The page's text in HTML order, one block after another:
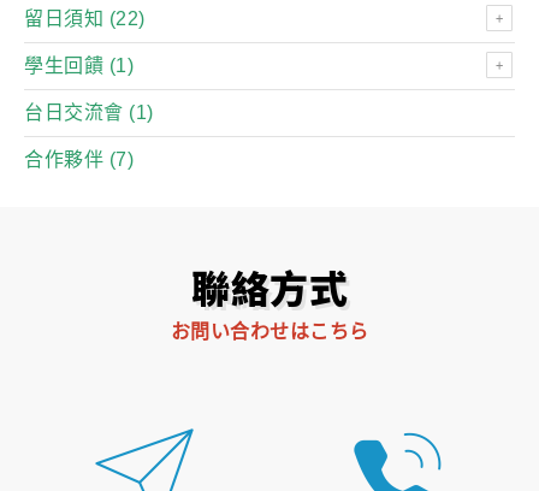
留日須知 (22)
學生回饋 (1)
台日交流會 (1)
合作夥伴 (7)
聯絡方式
お問い合わせはこちら